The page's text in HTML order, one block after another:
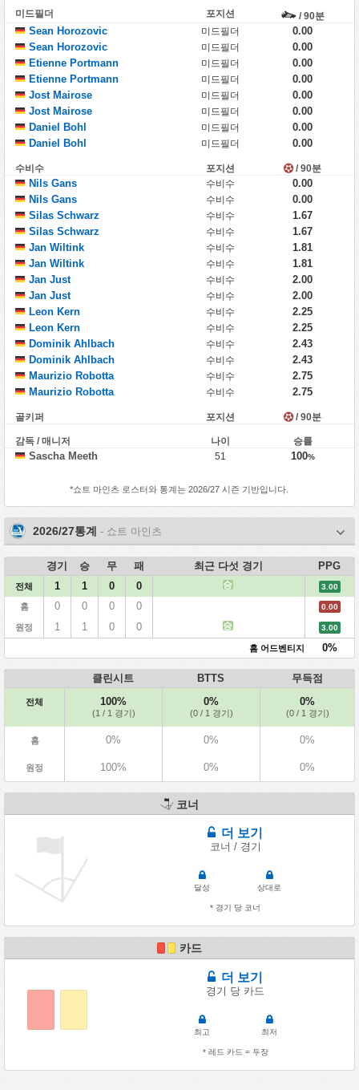
미드필더 포지션 / 90분
Sean Horozovic 미드필더
0.00
Sean Horozovic
미드필더
0.00
Etienne Portmann
미드필더
0.00
Etienne Portmann
미드필더
0.00
Jost Mairose
미드필더
0.00
Jost Mairose
미드필더
0.00
Daniel Bohl
미드필더
0.00
Daniel Bohl
미드필더 0.00
수비수 포지션 / 90분
Nils Gans 수비수
0.00
Nils Gans
수비수
0.00
Silas Schwarz
수비수
1.67
Silas Schwarz
수비수
1.67
Jan Wiltink
수비수
1.81
Jan Wiltink
수비수
1.81
Jan Just
수비수
2.00
Jan Just
수비수
2.00
Leon Kern
수비수
2.25
Leon Kern
수비수
2.25
Dominik Ahlbach
수비수
2.43
Dominik Ahlbach
수비수
2.43
Maurizio Robotta
수비수
2.75
Maurizio Robotta
수비수 2.75
골키퍼 포지션 / 90분
감독 / 매니저 나이 승률
Sascha Meeth 51 100%
*쇼트 마인츠 로스터와 통계는 2026/27 시즌 기반입니다.
2026/27통계 - 쇼트 마인츠
경기 승 무 패 최근 다섯 경기 PPG
전체 1 1 0 0 승 3.00
홈 0 0 0 0 0.00
원정 1 1 0 0 승 3.00
홈 어드벤티지 0%
클린시트 BTTS 무득점
전체 100%
(1 / 1 경기)
0%
(0 / 1 경기)
0%
(0 / 1 경기)
홈 0% 0% 0%
원정 100% 0% 0%
코너
더 보기
코너 / 경기
달성 상대로
* 경기 당 코너
카드
더 보기
경기 당 카드
최고 최저
* 레드 카드 = 두장